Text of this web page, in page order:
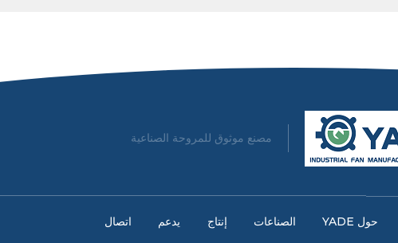
مصنع موثوق للمروحة الصناعية
حول YADE الصناعات إنتاج يدعم اتصال